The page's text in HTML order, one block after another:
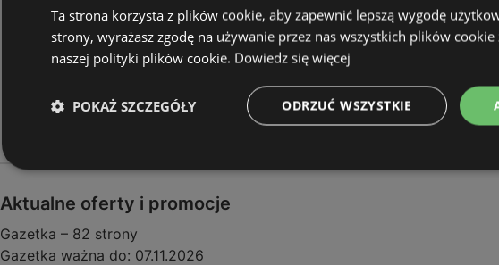
Aktualne oferty i promocje
Gazetka – 82 strony
Gazetka ważna do: 07.11.2026
Ta strona korzysta z plików cookie, aby zapewnić lepszą wygodę
strony, wyrażasz zgodę na używanie przez nas wszystkich plików
naszej polityki plików cookie. Dowiedz się więcej
ODRZUĆ WSZYSTKIE
POKAŻ SZCZEGÓŁY